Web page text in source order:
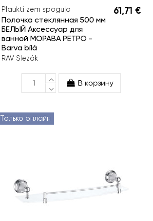
Plaukti zem spoguļa
Полочка стеклянная 500 мм
БЕЛЫЙ Аксессуар для
ванной МОРАВА РЕТРО -
Barva bílá
RAV Slezák
61,71 €
В корзину
Только онлайн